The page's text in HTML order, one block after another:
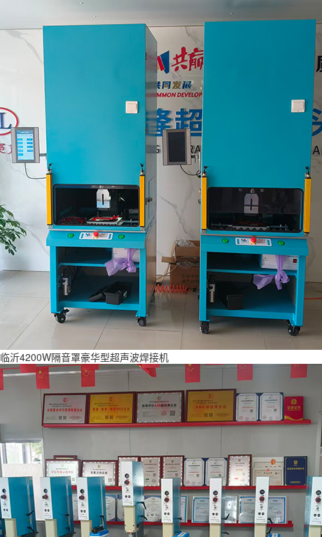
临沂4200W隔音罩豪华型超声波焊接机